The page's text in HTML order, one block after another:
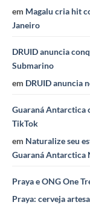
em Magalu cria hit
Janeiro
DRUID anuncia
Submarino
em DRUID anuncia
Guaraná Antarctica
TikTok
em Naturalize seu
Guaraná Antarctica
Praya e ONG One
Praya: cerveja